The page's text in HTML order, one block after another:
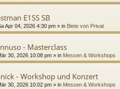
E1SS SB
Apr 04, 2026 4:30 pm » in Biete von Privat
- Masterclass
30, 2026 10:08 pm » in Messen & Workshops
- Workshop und Konzert
30, 2026 10:02 pm » in Messen & Workshops